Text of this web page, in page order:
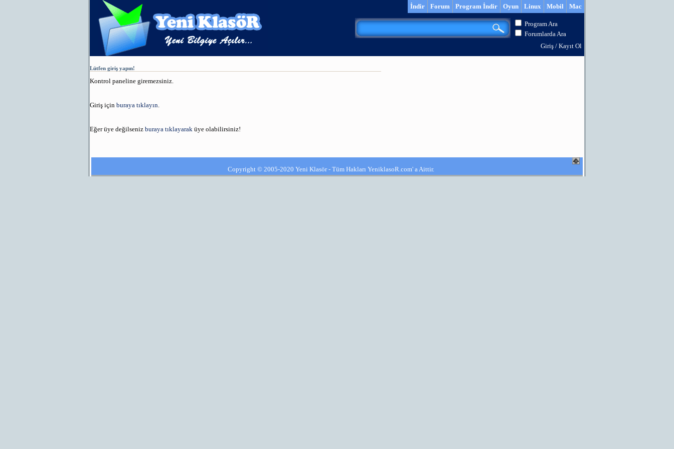
Mac
Mobil
Linux
Oyun
Program İndir
Forum
İndir
Program Ara
Forumlarda Ara
Giriş / Kayıt Ol
Lütfen giriş yapın!
Kontrol paneline giremezsiniz.
Giriş için buraya tıklayın
Eğer üye değilseniz buraya tıklayarak üye olabilirsiniz!
Copyright © 2005-2020 Yeni Klasör - Tüm Hakları YeniklasoR.com' a Aittir.